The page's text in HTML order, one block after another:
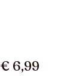
€ 6,99